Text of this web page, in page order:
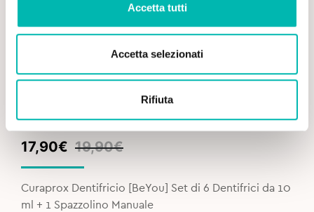
Accetta tutti
Accetta selezionati
Rifiuta
19,90€
Original
price
was:
19,90€.
17,90€
Current
price
is:
17,90€.
Curaprox Dentifricio [BeYou] Set di 6 Dentifrici da 10
ml + 1 Spazzolino Manuale